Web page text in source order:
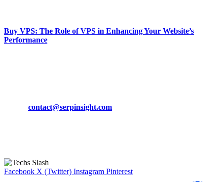
Buy VPS: The Role of VPS in Enhancing Your Website’s
Performance
contact@serpinsight.com
Facebook X (Twitter) Instagram Pinterest